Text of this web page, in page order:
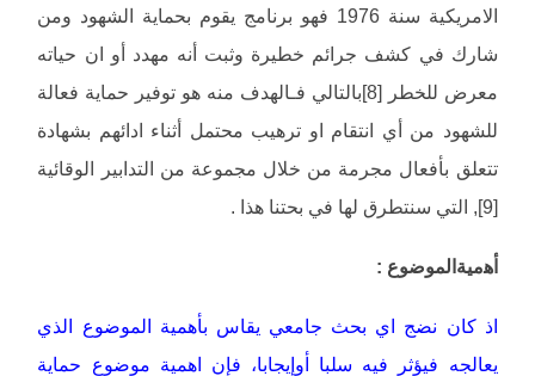
الامريكية سنة 1976 فهو برنامج يقوم بحماية الشهود ومن
شارك في كشف جرائم خطيرة وثبت أنه مهدد أو ان حياته
معرض للخطر [8]بالتالي فـالهدف منه هو توفير حماية فعالة
للشهود من أي انتقام او ترهيب محتمل أثناء ادائهم بشهادة
تتعلق بأفعال مجرمة من خلال مجموعة من التدابير الوقائية
[9], التي سنتطرق لها في بحتنا هذا .
ﺃﻫميةالموضوع :
اذ كان نضج اي بحث جامعي يقاس بأهمية الموضوع الذي
يعالجه فيؤثر فيه سلبا ﺃوإيجابا، فإن اهمية موضوع حماية